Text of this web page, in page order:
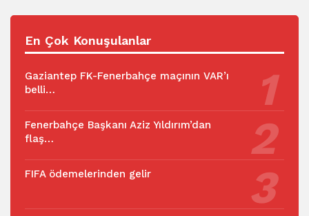
En Çok Konuşulanlar
Gaziantep FK-Fenerbahçe maçının VAR’ı
belli…
Fenerbahçe Başkanı Aziz Yıldırım’dan
flaş…
FIFA ödemelerinden gelir